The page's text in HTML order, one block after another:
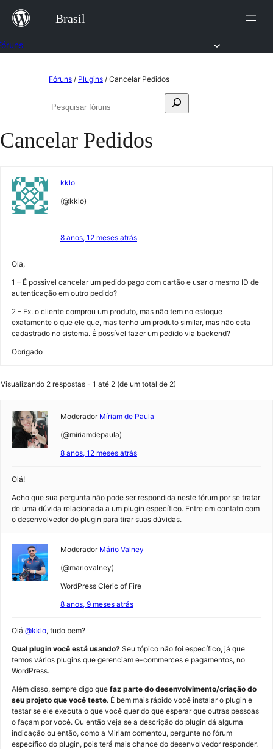
para
o
Brasil
Fóruns / Plugins / Cancelar Pedidos
Pesquisar
Pesquisar
Cancelar Pedidos
kklo
(@kklo)
8 anos, 12 meses atrás
Ola,
1 – É possivel cancelar um pedido pago com cartão e usar o mesmo ID de
autenticação em outro pedido?
2 – Ex. o cliente comprou um produto, mas não tem no estoque
exatamente o que ele que, mas tenho um produto similar, mas não esta
cadastrado no sistema. É possível fazer um pedido via backend?
Obrigado
Visualizando 2 respostas - 1 até 2 (de um total de 2)
Moderador Míriam de Paula
(@miriamdepaula)
8 anos, 12 meses atrás
Olá!
Acho que sua pergunta não pode ser respondida neste fórum por se tratar
de uma dúvida relacionada a um plugin específico. Entre em contato com
o desenvolvedor do plugin para tirar suas dúvidas.
Moderador Mário Valney
(@mariovalney)
WordPress Cleric of Fire
8 anos, 9 meses atrás
Olá @kklo, tudo bem?
Qual plugin você está usando? Seu tópico não foi específico, já que
temos vários plugins que gerenciam e-commerces e pagamentos, no
WordPress.
Além disso, sempre digo que faz parte do desenvolvimento/criação do
seu projeto que você teste. É bem mais rápido você instalar o plugin e
testar se ele executa o que você quer do que esperar que outras pessoas
o façam por você. Ou então veja se a descrição do plugin dá alguma
indicação ou então, como a Miriam comentou, pergunte no fórum
específico do plugin, pois terá mais chance do desenvolvedor responder.